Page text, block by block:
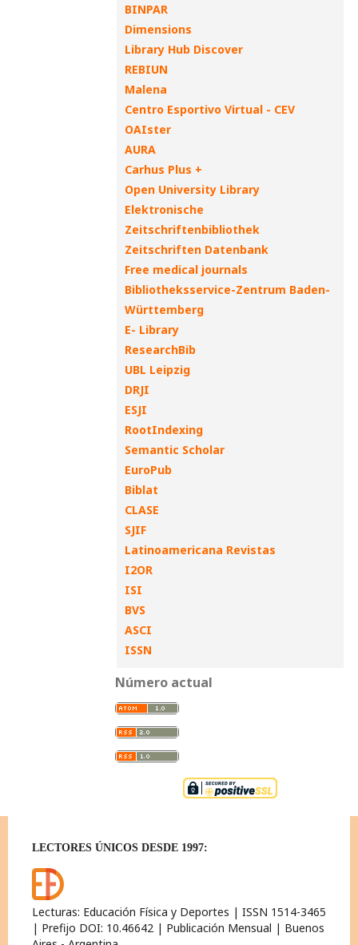
BINPAR
Dimensions
Library Hub Discover
REBIUN
Malena
Centro Esportivo Virtual - CEV
OAIster
AURA
Carhus Plus +
Open University Library
Elektronische
Zeitschriftenbibliothek
Zeitschriften Datenbank
Free medical journals
Bibliotheksservice-Zentrum Baden-
Württemberg
E- Library
ResearchBib
UBL Leipzig
DRJI
ESJI
RootIndexing
Semantic Scholar
EuroPub
Biblat
CLASE
SJIF
Latinoamericana Revistas
I2OR
ISI
BVS
ASCI
ISSN
Número actual
LECTORES ÚNICOS DESDE 1997:
Lecturas: Educación Física y Deportes | ISSN 1514-3465
| Prefijo DOI: 10.46642 | Publicación Mensual | Buenos